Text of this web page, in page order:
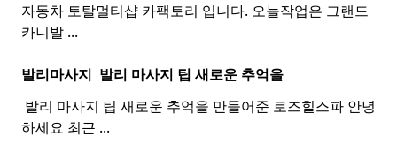
자동차 토탈멀티샵 카팩토리 입니다. 오늘작업은 그랜드
카니발 ...
발리마사지 ​ 발리 마사지 팁 새로운 추억을
​ 발리 마사지 팁 새로운 추억을 만들어준 로즈힐스파 안녕
하세요 최근 ...